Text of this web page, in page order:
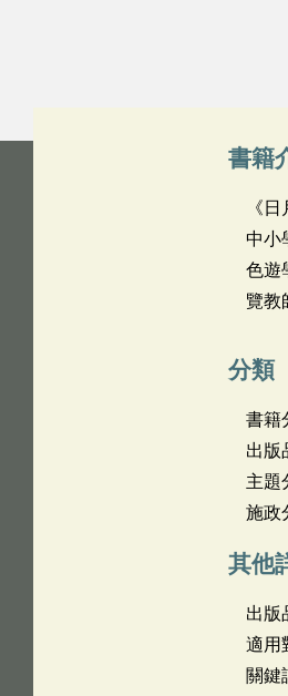
書籍
《
中小
色遊
覽教
分類
書籍
出版
主題
施政
其他
出版
適用
關鍵